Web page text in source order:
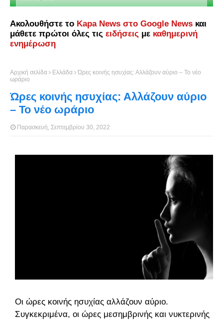
Ακολουθήστε το Kapa News στο Google News και
μάθετε πρώτοι όλες τις ειδήσεις με καθημερινή
ενημέρωση
Αρχική σελίδα Ελλάδα
Ώρες κοινής ησυχίας: Αλλάζουν αύριο – Το νέο
ωράριο
Ώρες κοινής ησυχίας: Αλλάζουν αύριο
– Το νέο ωράριο
Παρασκευή, Σεπτεμβρίου 30, 2022
Οι ώρες κοινής ησυχίας αλλάζουν αύριο.
Συγκεκριμένα, οι ώρες μεσημβρινής και νυκτερινής